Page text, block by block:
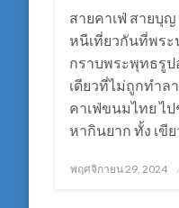
สายคาเฟ่ สายบุ
หนีเที่ยวกันที่พระ
กราบพระพุทธรูป
เดียวที่ไม่ถูกทำล
คาเฟ่ขนมไทย ไ
หากินยาก ทั้ง เขี
Posted
พฤศจิกายน 29, 2024